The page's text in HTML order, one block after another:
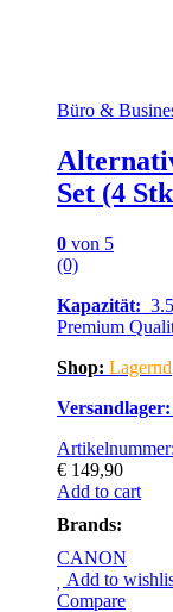
Büro &
Set (4
0 von 5
(0)
Kapazität:
Premium
Shop: Lagernd
Versandlager:
€ 149,90
Add to cart
Brands:
CANON
Add to
Compare